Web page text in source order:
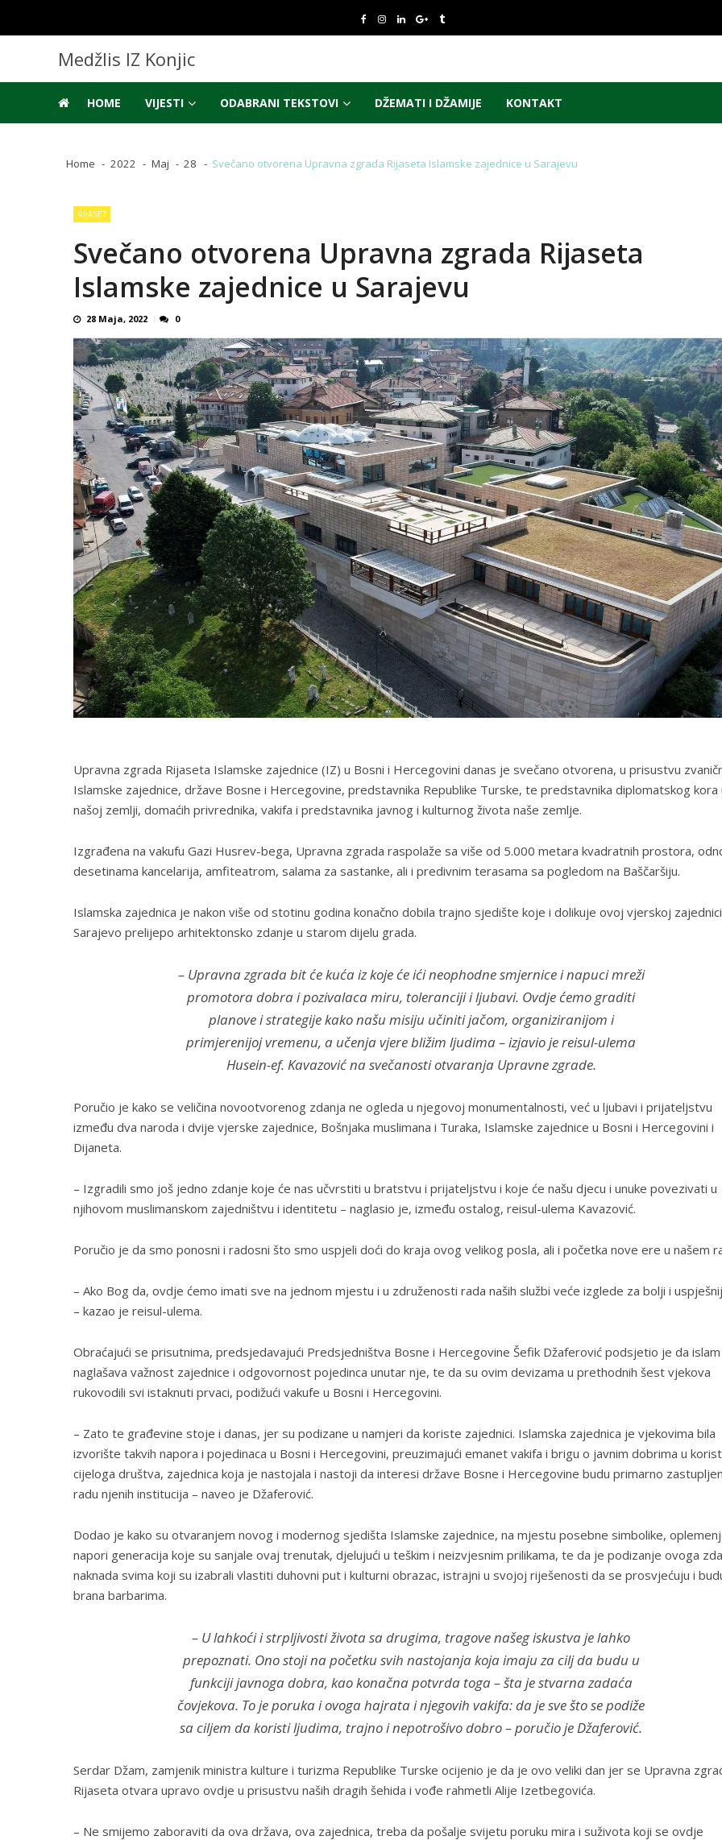
navigation
content
Medžlis IZ Konjic
HOME VIJESTI ODABRANI TEKSTOVI DŽEMATI I DŽAMIJE KONTAKT
Home 2022 Maj 28 Svečano otvorena Upravna zgrada Rijaseta Islamske zajednice u Sarajevu
RIJASET
Svečano otvorena Upravna zgrada Rijaseta
Islamske zajednice u Sarajevu
28 Maja, 2022 0
Upravna zgrada Rijaseta Islamske zajednice (IZ) u Bosni i Hercegovini danas je svečano otvorena, u prisustvu
Islamske zajednice, države Bosne i Hercegovine, predstavnika Republike Turske, te predstavnika diplomatskog kora
našoj zemlji, domaćih privrednika, vakifa i predstavnika javnog i kulturnog života naše zemlje.
Izgrađena na vakufu Gazi Husrev-bega, Upravna zgrada raspolaže sa više od 5.000 metara kvadratnih prostora,
desetinama kancelarija, amfiteatrom, salama za sastanke, ali i predivnim terasama sa pogledom na Baščaršiju.
Islamska zajednica je nakon više od stotinu godina konačno dobila trajno sjedište koje i dolikuje ovoj vjerskoj
Sarajevo prelijepo arhitektonsko zdanje u starom dijelu grada.
– Upravna zgrada bit će kuća iz koje će ići neophodne smjernice i napuci mreži
promotora dobra i pozivalaca miru, toleranciji i ljubavi. Ovdje ćemo graditi
planove i strategije kako našu misiju učiniti jačom, organiziranijom i
primjerenijoj vremenu, a učenja vjere bližim ljudima – izjavio je reisul-ulema
Husein-ef. Kavazović na svečanosti otvaranja Upravne zgrade.
Poručio je kako se veličina novootvorenog zdanja ne ogleda u njegovoj monumentalnosti, već u ljubavi i prijateljstvu
između dva naroda i dvije vjerske zajednice, Bošnjaka muslimana i Turaka, Islamske zajednice u Bosni i Hercegovini i
Dijaneta.
– Izgradili smo još jedno zdanje koje će nas učvrstiti u bratstvu i prijateljstvu i koje će našu djecu i unuke povezivati u
njihovom muslimanskom zajedništvu i identitetu – naglasio je, između ostalog, reisul-ulema Kavazović.
Poručio je da smo ponosni i radosni što smo uspjeli doći do kraja ovog velikog posla, ali i početka nove ere u našem
– Ako Bog da, ovdje ćemo imati sve na jednom mjestu i u združenosti rada naših službi veće izglede za bolji i
– kazao je reisul-ulema.
Obraćajući se prisutnima, predsjedavajući Predsjedništva Bosne i Hercegovine Šefik Džaferović podsjetio je da islam
naglašava važnost zajednice i odgovornost pojedinca unutar nje, te da su ovim devizama u prethodnih šest vjekova
rukovodili svi istaknuti prvaci, podižući vakufe u Bosni i Hercegovini.
– Zato te građevine stoje i danas, jer su podizane u namjeri da koriste zajednici. Islamska zajednica je vjekovima bila
izvorište takvih napora i pojedinaca u Bosni i Hercegovini, preuzimajući emanet vakifa i brigu o javnim dobrima u korist
cijeloga društva, zajednica koja je nastojala i nastoji da interesi države Bosne i Hercegovine budu primarno
radu njenih institucija – naveo je Džaferović.
Dodao je kako su otvaranjem novog i modernog sjedišta Islamske zajednice, na mjestu posebne simbolike,
napori generacija koje su sanjale ovaj trenutak, djelujući u teškim i neizvjesnim prilikama, te da je podizanje ovoga
naknada svima koji su izabrali vlastiti duhovni put i kulturni obrazac, istrajni u svojoj riješenosti da se prosvjećuju i
brana barbarima.
– U lahkoći i strpljivosti života sa drugima, tragove našeg iskustva je lahko
prepoznati. Ono stoji na početku svih nastojanja koja imaju za cilj da budu u
funkciji javnoga dobra, kao konačna potvrda toga – šta je stvarna zadaća
čovjekova. To je poruka i ovoga hajrata i njegovih vakifa: da je sve što se podiže
sa ciljem da koristi ljudima, trajno i nepotrošivo dobro – poručio je Džaferović.
Serdar Džam, zamjenik ministra kulture i turizma Republike Turske ocijenio je da je ovo veliki dan jer se Upravna
Rijaseta otvara upravo ovdje u prisustvu naših dragih šehida i vođe rahmetli Alije Izetbegovića.
– Ne smijemo zaboraviti da ova država, ova zajednica, treba da pošalje svijetu poruku mira i suživota koji se ovdje